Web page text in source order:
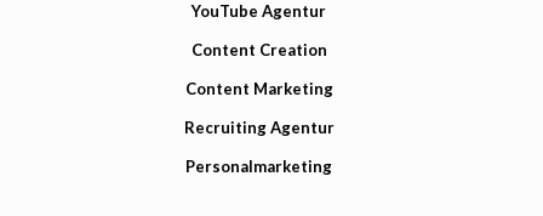
YouTube Agentur
Content Creation
Content Marketing
Recruiting Agentur
Personalmarketing